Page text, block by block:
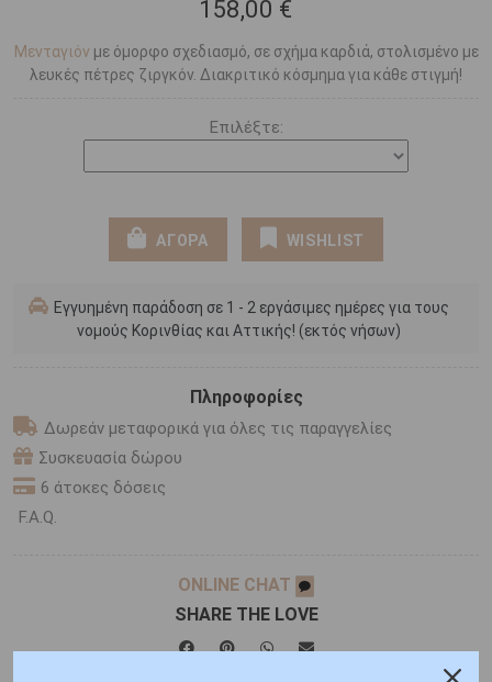
158,00 €
Μενταγιόν με όμορφο σχεδιασμό, σε σχήμα καρδιά, στολισμένο με
λευκές πέτρες ζιργκόν. Διακριτικό κόσμημα για κάθε στιγμή!
Επιλέξτε:
ΑΓΟΡΑ WISHLIST
Εγγυημένη παράδοση σε 1 - 2 εργάσιμες ημέρες για τους
νομούς Κορινθίας και Αττικής! (εκτός νήσων)
Πληροφορίες
Δωρεάν μεταφορικά για όλες τις παραγγελίες
Συσκευασία δώρου
6 άτοκες δόσεις
F.A.Q.
ONLINE CHAT
SHARE THE LOVE